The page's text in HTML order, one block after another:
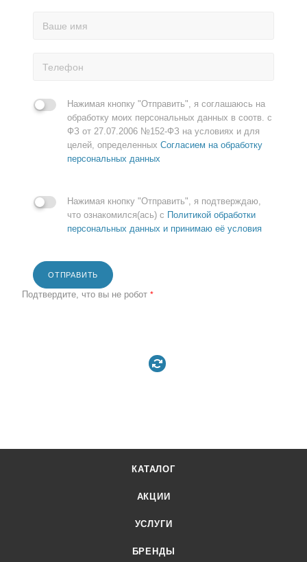
Нажимая кнопку "Отправить", я соглашаюсь на
обработку моих персональных данных в соотв. с
ФЗ от 27.07.2006 №152-ФЗ на условиях и для
целей, определенных Согласием на обработку
персональных данных
Нажимая кнопку "Отправить", я подтверждаю,
что ознакомился(ась) с Политикой обработки
персональных данных и принимаю её условия
ОТПРАВИТЬ
Подтвердите, что вы не робот *
КАТАЛОГ
АКЦИИ
УСЛУГИ
БРЕНДЫ